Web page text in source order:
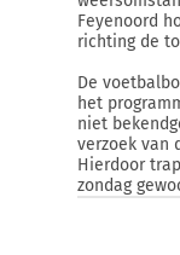
Feyenoord
richting de
De
het
niet
verzoek van
Hierdoor
zondag